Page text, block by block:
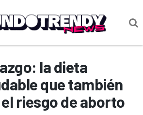
la dieta
que también
riesgo de aborto